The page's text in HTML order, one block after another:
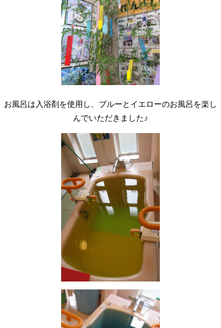
お風呂は入浴剤を使用し、ブルーとイエローのお風呂を楽し
んでいただきました♪